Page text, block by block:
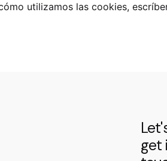
utilizamos las cookies,
get